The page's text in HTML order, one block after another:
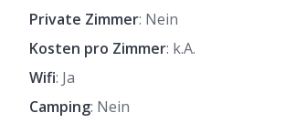
Private Zimmer: Nein
Kosten pro Zimmer: k.A.
Wifi: Ja
Camping: Nein